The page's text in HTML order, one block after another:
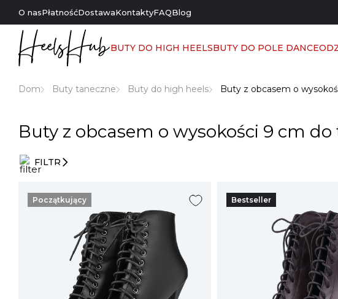
O nasPłatnośćDostawaKontaktyFAQBlog
BUTY DO HIGH HEELSBUTY DO POLE DANCE
Dom Buty taneczne Buty do high heels Buty z obcasem o
Buty z obcasem o wysokości 9 cm
FILTR
wpisów
Początkujący Bestseller